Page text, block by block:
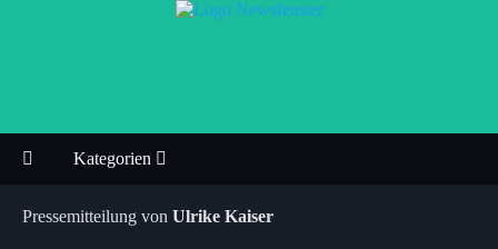
Kategorien
Pressemitteilung von Ulrike Kaiser